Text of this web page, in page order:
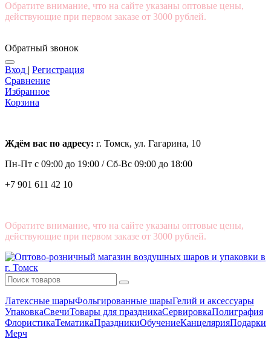
Обратите внимание, что на сайте указаны оптовые цены,
действующие при первом заказе от 3000 рублей.
Обратный звонок
Вход | Регистрация
Сравнение
Избранное
Корзина
Ждём вас по адресу: г. Томск, ул. Гагарина, 10
Пн-Пт с 09:00 до 19:00 /Сб-Вс 09:00 до 18:00
+7 901 611 42 10
Обратите внимание, что на сайте указаны оптовые цены,
действующие при первом заказе от 3000 рублей.
Латексные шарыФольгированные шарыГелий и аксессуары
УпаковкаСвечиТовары для праздникаСервировкаПолиграфия
ФлористикаТематикаПраздникиОбучениеКанцелярияПодарки
Мерч